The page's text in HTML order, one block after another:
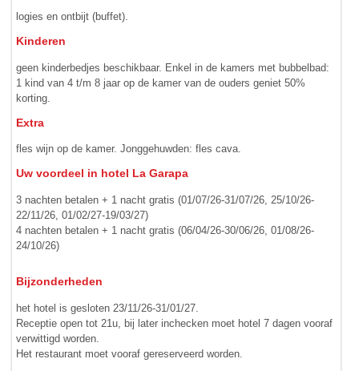
logies en ontbijt (buffet).
Kinderen
geen kinderbedjes beschikbaar. Enkel in de kamers met bubbel­bad:
1 kind van 4 t/m 8 jaar op de kamer van de ouders geniet 50%
korting.
Extra
fles wijn op de kamer. Jonggehuwden: fles cava.
Uw voordeel in hotel La Garapa
3 nachten betalen + 1 nacht gratis (01/07/26-31/07/26, 25/10/26-
22/11/26, 01/02/27-19/03/27)
4 nachten betalen + 1 nacht gratis (06/04/26-30/06/26, 01/08/26-
24/10/26)
Bijzonderheden
het hotel is gesloten 23/11/26-31/01/27.
Receptie open tot 21u, bij later inchecken moet hotel 7 dagen vooraf
verwittigd worden.
Het restaurant moet vooraf gereserveerd worden.